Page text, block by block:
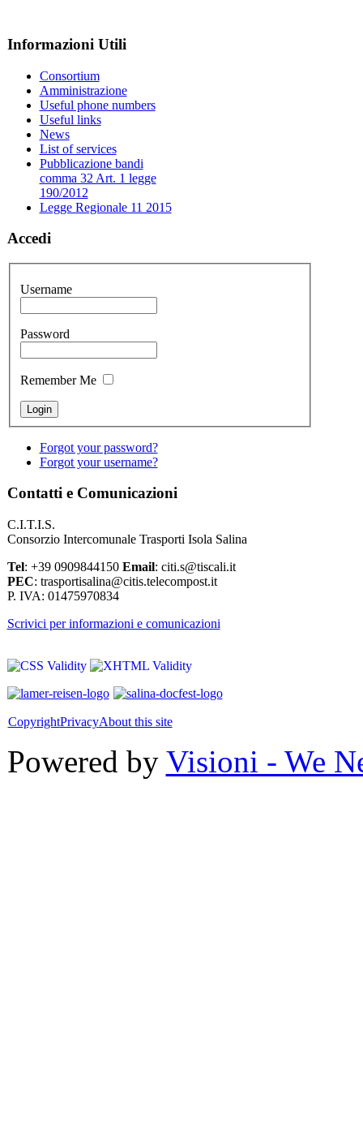
Informazioni Utili
Consortium
Amministrazione
Useful phone numbers
Useful links
News
List of services
Pubblicazione bandi
comma 32 Art. 1 legge
190/2012
Legge Regionale 11 2015
Accedi
Username
Password
Remember Me
Forgot your password?
Forgot your username?
Contatti e Comunicazioni
C.I.T.I.S.
Consorzio Intercomunale Trasporti Isola Salina
Tel: +39 0909844150 Email: citi.s@tiscali.it
PEC: trasportisalina@citis.telecompost.it
P. IVA: 01475970834
Scrivici per informazioni e comunicazioni
CopyrightPrivacyAbout this site
Powered by Visioni - We